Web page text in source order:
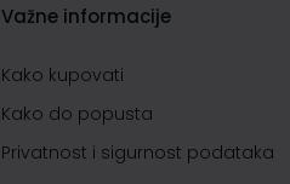
Važne informacije
Kako kupovati
Kako do popusta
Privatnost i sigurnost podataka